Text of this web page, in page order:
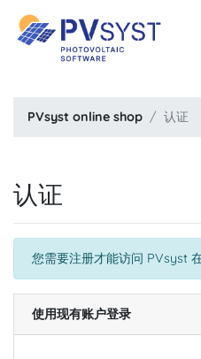
PVsyst online shop 认证
认证
您需要注册才能访问 PVsyst 在
使用现有账户登录